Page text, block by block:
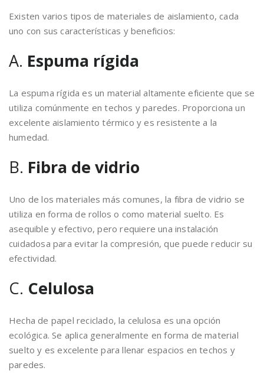
Existen varios tipos de materiales de aislamiento, cada
uno con sus características y beneficios:
A. Espuma rígida
La espuma rígida es un material altamente eficiente que se
utiliza comúnmente en techos y paredes. Proporciona un
excelente aislamiento térmico y es resistente a la
humedad.
B. Fibra de vidrio
Uno de los materiales más comunes, la fibra de vidrio se
utiliza en forma de rollos o como material suelto. Es
asequible y efectivo, pero requiere una instalación
cuidadosa para evitar la compresión, que puede reducir su
efectividad.
C. Celulosa
Hecha de papel reciclado, la celulosa es una opción
ecológica. Se aplica generalmente en forma de material
suelto y es excelente para llenar espacios en techos y
paredes.